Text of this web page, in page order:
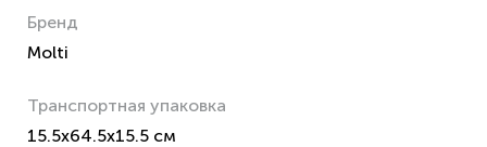
Бренд
Molti
Транспортная упаковка
15.5x64.5x15.5 см